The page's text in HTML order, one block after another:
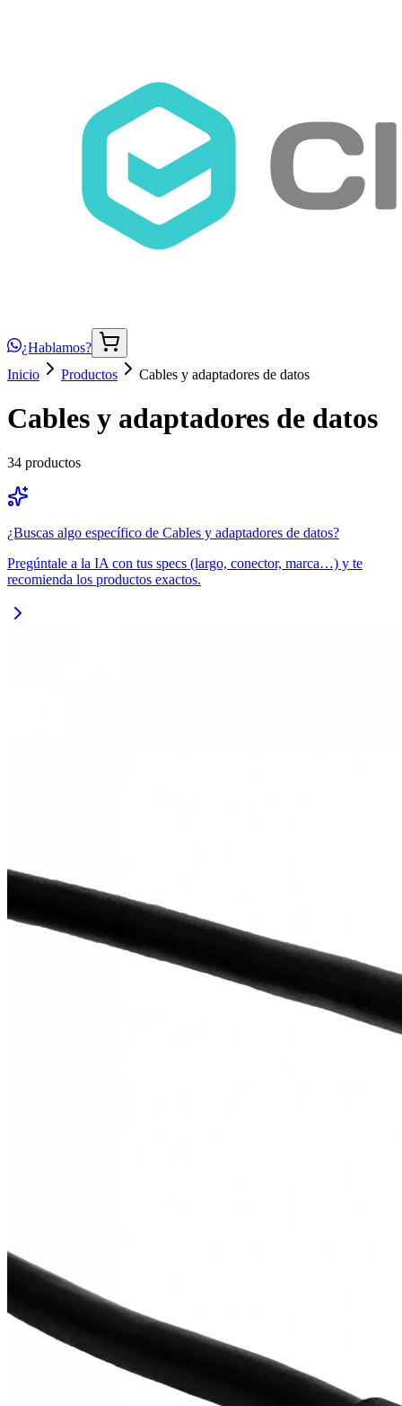
¿Hablamos?
Inicio
Productos Cables y adaptadores de datos
Cables y adaptadores de datos
34 productos
¿Buscas algo específico de Cables y adaptadores de datos?
Pregúntale a la IA con tus specs (largo, conector, marca…) y te
recomienda los productos exactos.